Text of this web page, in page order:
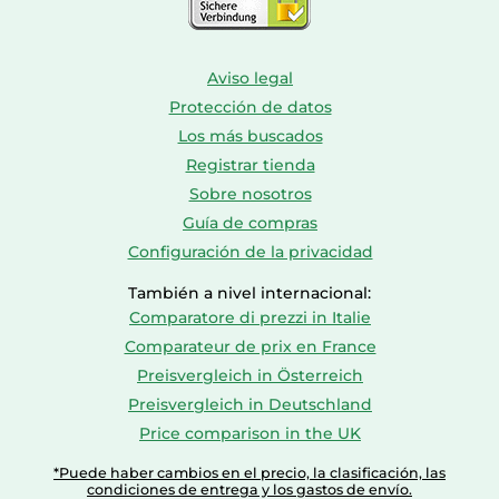
Aviso legal
Protección de datos
Los más buscados
Registrar tienda
Sobre nosotros
Guía de compras
Configuración de la privacidad
También a nivel internacional:
Comparatore di prezzi in Italie
Comparateur de prix en France
Preisvergleich in Österreich
Preisvergleich in Deutschland
Price comparison in the UK
*Puede haber cambios en el precio, la clasificación, las
condiciones de entrega y los gastos de envío.